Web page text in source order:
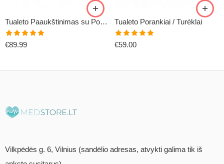
Tualeto Paaukštinimas su Porankiais TSE120
Įvertinimas:
5.00iš 5
€89.99
Tualeto Porankiai / Turėklai
Įvertinimas:
5.00iš 5
€59.00
Vilkpėdės g. 6, Vilnius (sandėlio adresas, atvykti galima tik iš